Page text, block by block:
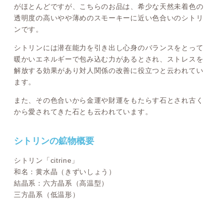
がほとんどですが、こちらのお品は、希少な天然未着色の
透明度の高いやや薄めのスモーキーに近い色合いのシトリ
ンです。
シトリンには潜在能力を引き出し心身のバランスをとって
暖かいエネルギーで包み込む力があるとされ、ストレスを
解放する効果があり対人関係の改善に役立つと云われてい
ます。
また、その色合いから金運や財運をもたらす石とされ古く
から愛されてきた石とも云われています。
シトリンの鉱物概要
シトリン「citrine」
和名：黄水晶（きずいしょう）
結晶系：六方晶系（高温型）
三方晶系（低温形）